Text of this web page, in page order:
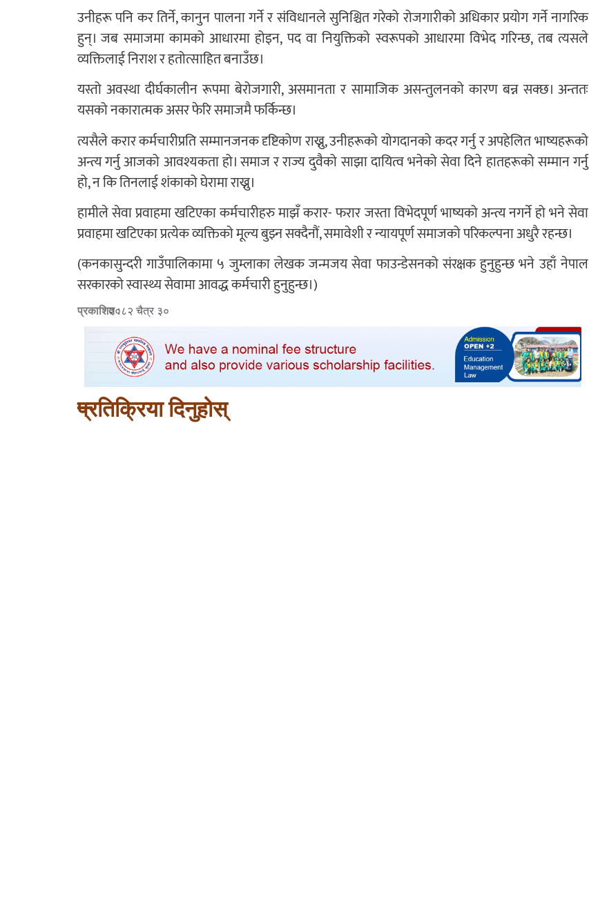
उनीहरू पनि कर तिर्ने, कानुन पालना गर्ने र संविधानले सुनिश्चित गरेको रोजगारीको अधिकार प्रयोग गर्ने नागरिक
हुन्। जब समाजमा कामको आधारमा होइन, पद वा नियुक्तिको स्वरूपको आधारमा विभेद गरिन्छ, तब त्यसले
व्यक्तिलाई निराश र हतोत्साहित बनाउँछ।
यस्तो अवस्था दीर्घकालीन रूपमा बेरोजगारी, असमानता र सामाजिक असन्तुलनको कारण बन्न सक्छ। अन्ततः
यसको नकारात्मक असर फेरि समाजमै फर्किन्छ।
त्यसैले करार कर्मचारीप्रति सम्मानजनक दृष्टिकोण राख्नु, उनीहरूको योगदानको कदर गर्नु र अपहेलित भाष्यहरूको
अन्त्य गर्नु आजको आवश्यकता हो। समाज र राज्य दुवैको साझा दायित्व भनेको सेवा दिने हातहरूको सम्मान गर्नु
हो, न कि तिनलाई शंकाको घेरामा राख्नु।
हामीले सेवा प्रवाहमा खटिएका कर्मचारीहरु माझँ करार- फरार जस्ता विभेदपूर्ण भाष्यको अन्त्य नगर्ने हो भने सेवा
प्रवाहमा खटिएका प्रत्येक व्यक्तिको मूल्य बुझ्न सक्दैनौं, समावेशी र न्यायपूर्ण समाजको परिकल्पना अधुरै रहन्छ।
(कनकासुन्दरी गाउँपालिकामा ५ जुम्लाका लेखक जन्मजय सेवा फाउन्डेसनको संरक्षक हुनुहुन्छ भने उहाँ नेपाल
सरकारको स्वास्थ्य सेवामा आवद्ध कर्मचारी हुनुहुन्छ।)
प्रकाशित :२०८२ चैत्र ३०
प्रतिक्रिया दिनुहोस्